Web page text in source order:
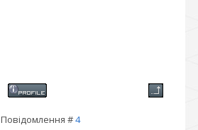
Повідомлення #4